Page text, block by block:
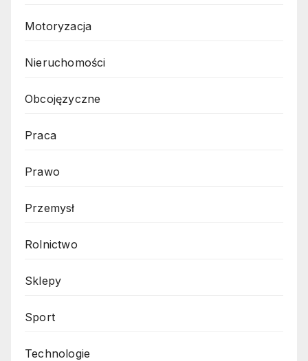
Motoryzacja
Nieruchomości
Obcojęzyczne
Praca
Prawo
Przemysł
Rolnictwo
Sklepy
Sport
Technologie